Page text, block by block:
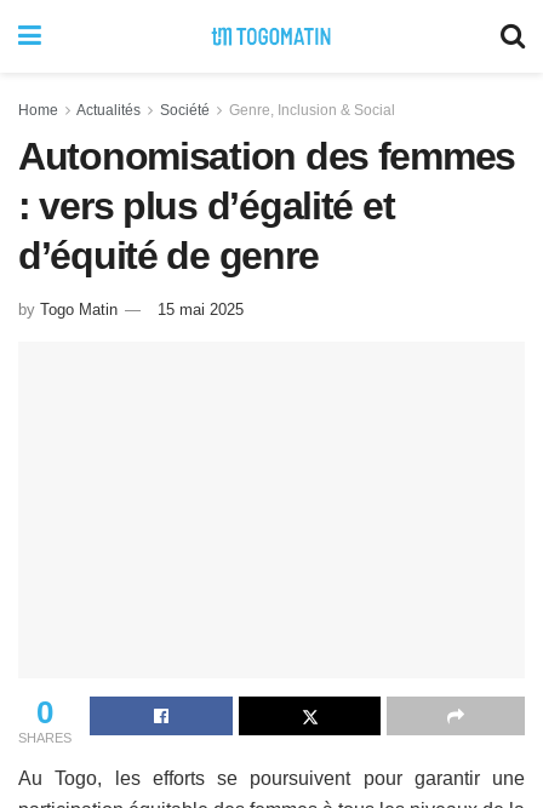
Home Actualités Société Genre, Inclusion & Social
Autonomisation des femmes
: vers plus d’égalité et
d’équité de genre
by Togo Matin 15 mai 2025
0
SHARES
Au Togo, les efforts se poursuivent pour garantir une